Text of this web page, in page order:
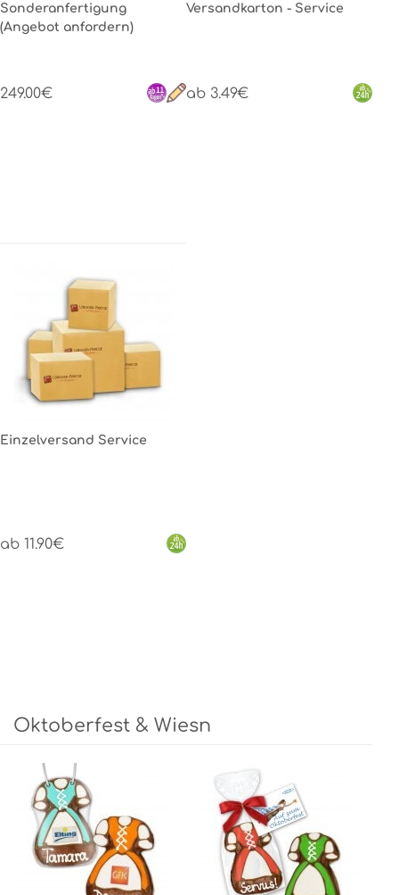
Sonderanfertigung
(Angebot anfordern)
249.00€
Versandkarton - Service
ab 3.49€
Einzelversand Service
ab 11.90€
Oktoberfest & Wiesn